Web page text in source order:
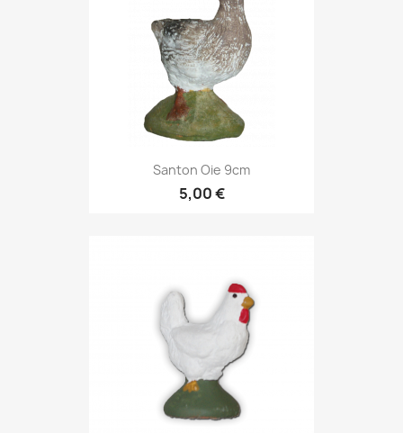
Santon Oie 9cm
5,00 €